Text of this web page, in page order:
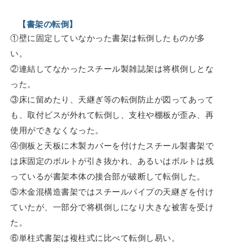
【書架の転倒】
①壁に固定していなかった書架は転倒したものが多
い。
②連結してなかったスチール製雑誌架は将棋倒しとな
った。
③床に留めたり、天継ぎ等の転倒防止が図ってあって
も、取付ビスが外れて転倒し、支柱や棚板が歪み、再
使用ができなくなった。
④側板と天板に木製カバーを付けたスチール製書架で
は床固定のボルトが引き抜かれ、あるいはボルトは残
っているが書架本体の接合部が破断して転倒した。
⑤木金混構造書架ではスチールパイプの天継ぎを付け
ていたが、一部分で将棋倒しになり大きな被害を受け
た。
⑥単柱式書架は複柱式に比べて転倒し易い。